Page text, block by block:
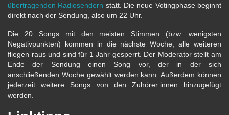
übertragenden Radiosendern statt. Die neue Votingphase beginnt
direkt nach der Sendung, also um 22 Uhr.
Die 20 Songs mit den meisten Stimmen (bzw. wenigsten
Negativpunkten) kommen in die nächste Woche, alle weiteren
fliegen raus und sind für 1 Jahr gesperrt. Der Moderator stellt am
Ende der Sendung einen Song vor, der in der sich
anschließenden Woche gewählt werden kann. Außerdem können
jederzeit weitere Songs von den Zuhörer:innen hinzugefügt
werden.